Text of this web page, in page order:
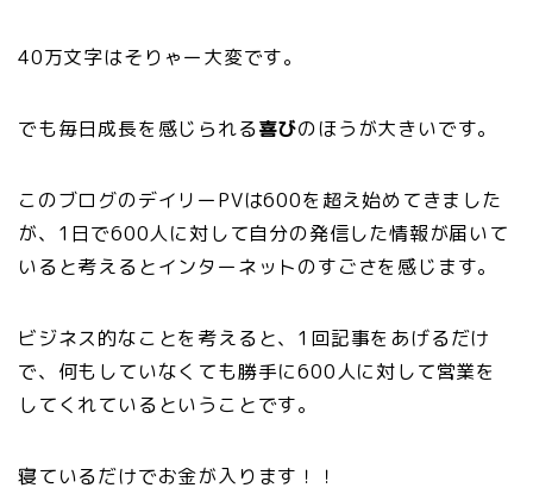
40万文字はそりゃー大変です。
でも毎日成長を感じられる喜びのほうが大きいです。
このブログのデイリーPVは600を超え始めてきました
が、1日で600人に対して自分の発信した情報が届いて
いると考えるとインターネットのすごさを感じます。
ビジネス的なことを考えると、1回記事をあげるだけ
で、何もしていなくても勝手に600人に対して営業を
してくれているということです。
寝ているだけでお金が入ります！！